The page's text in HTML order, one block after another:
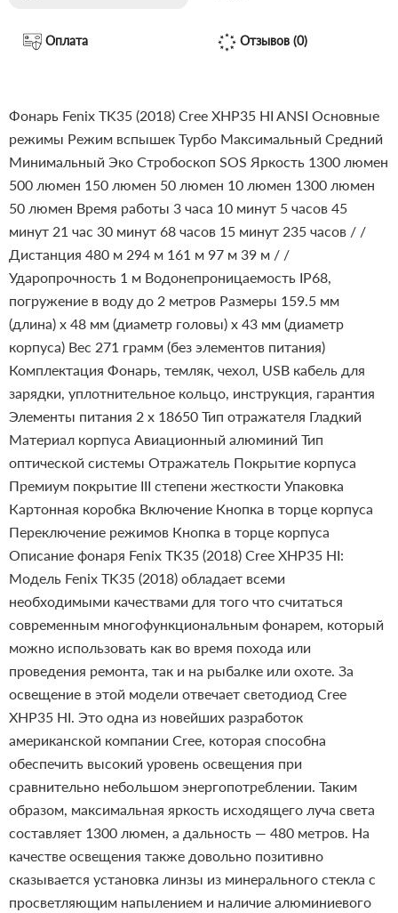
Оплата Отзывов (0)
Фонарь Fenix TK35 (2018) Cree XHP35 HI ANSI Основные
режимы Режим вспышек Турбо Максимальный Средний
Минимальный Эко Стробоскоп SOS Яркость 1300 люмен
500 люмен 150 люмен 50 люмен 10 люмен 1300 люмен
50 люмен Время работы 3 часа 10 минут 5 часов 45
минут 21 час 30 минут 68 часов 15 минут 235 часов / /
Дистанция 480 м 294 м 161 м 97 м 39 м / /
Ударопрочность 1 м Водонепроницаемость IP68,
погружение в воду до 2 метров Размеры 159.5 мм
(длина) х 48 мм (диаметр головы) х 43 мм (диаметр
корпуса) Вес 271 грамм (без элементов питания)
Комплектация Фонарь, темляк, чехол, USB кабель для
зарядки, уплотнительное кольцо, инструкция, гарантия
Элементы питания 2 х 18650 Тип отражателя Гладкий
Материал корпуса Авиационный алюминий Тип
оптической системы Отражатель Покрытие корпуса
Премиум покрытие III степени жесткости Упаковка
Картонная коробка Включение Кнопка в торце корпуса
Переключение режимов Кнопка в торце корпуса
Описание фонаря Fenix TK35 (2018) Cree XHP35 HI:
Модель Fenix TK35 (2018) обладает всеми
необходимыми качествами для того что считаться
современным многофункциональным фонарем, который
можно использовать как во время похода или
проведения ремонта, так и на рыбалке или охоте. За
освещение в этой модели отвечает светодиод Cree
XHP35 HI. Это одна из новейших разработок
американской компании Cree, которая способна
обеспечить высокий уровень освещения при
сравнительно небольшом энергопотреблении. Таким
образом, максимальная яркость исходящего луча света
составляет 1300 люмен, а дальность — 480 метров. На
качестве освещения также довольно позитивно
сказывается установка линзы из минерального стекла с
просветляющим напылением и наличие алюминиевого